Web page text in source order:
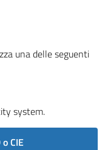
una delle seguenti
system.
CIE